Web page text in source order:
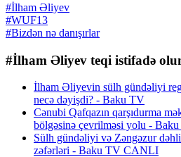
#İlham Əliyev
#WUF13
#Bizdən nə danışırlar
#İlham Əliyev teqi istifadə
İlham Əliyevin sülh gündəliyi
necə dəyişdi? - Baku TV
Cənubi Qafqazın qarşıdurma
bölgəsinə çevrilməsi yolu -
Sülh gündəliyi və Zəngəzur
zəfərləri - Baku TV CANLI